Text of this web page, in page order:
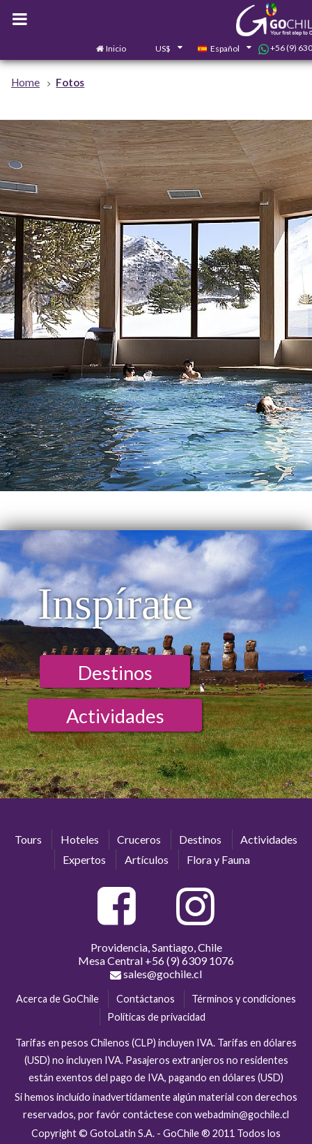
Inicio US$ Español +56 (9)
Home Fotos
Inspírate
Destinos
Actividades
Tours Hoteles Cruceros Destinos
Actividades
Expertos
Artículos Flora y Fauna
Providencia, Santiago, Chile
Mesa Central +56 (9) 6309 1076
sales@gochile.cl
Acerca de GoChile Contáctanos
Términos y condiciones
Políticas de privacidad
Tarifas en pesos Chilenos (CLP) incluyen IVA. Tarifas en dólares
(USD) no incluyen IVA. Pasajeros extranjeros no residentes
están exentos del pago de IVA, pagando en dólares (USD)
Si hemos incluído inadvertidamente algún material con derechos
reservados, por favór contáctese con webadmin@gochile.cl
Copyright © GotoLatin S.A. - GoChile ® 2011 Todos los